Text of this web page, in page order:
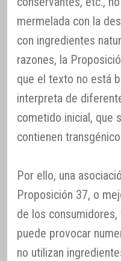
mermelada con la
con ingredientes
razones, la
que el texto no está
interpreta de
cometido inicial, que
contienen
Por ello, una
Proposición 37, o
de los
puede provocar
no utilizan